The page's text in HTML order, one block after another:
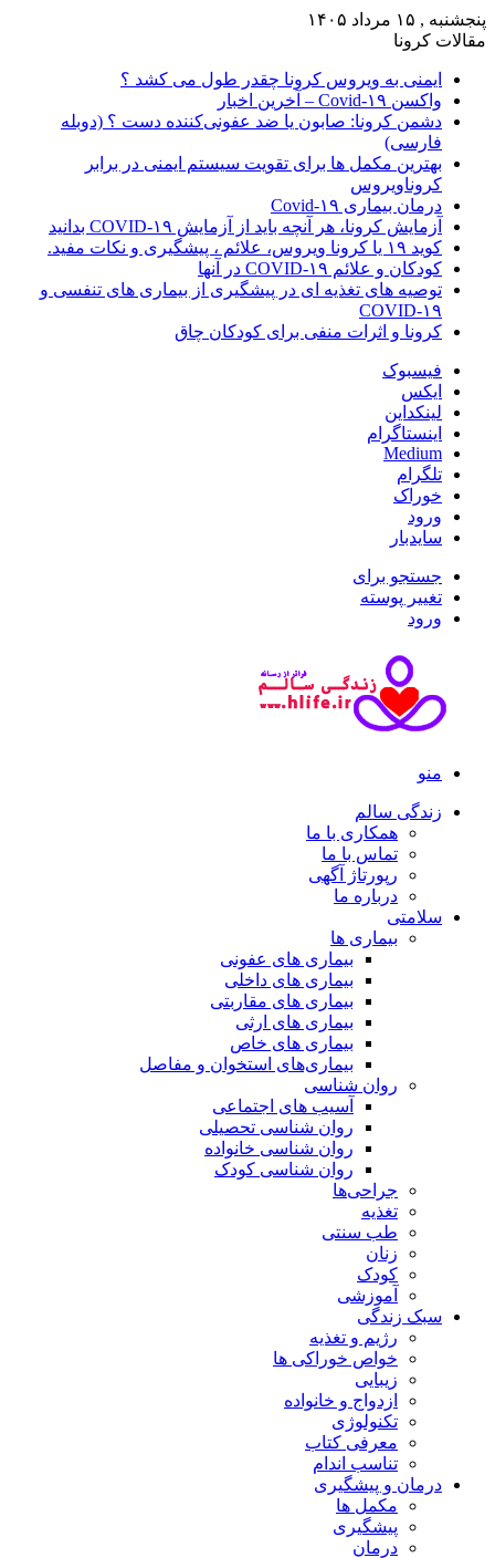
پنجشنبه , ۱۵ مرداد ۱۴۰۵
مقالات کرونا
ایمنی به ویروس کرونا چقدر طول می کشد ؟
واکسن Covid-۱۹ – آخرین اخبار
دشمن کرونا: صابون یا ضد عفونی‌کننده دست ؟ (دوبله
فارسی)
بهترین مکمل ها برای تقویت سیستم ایمنی در برابر
کروناویروس
درمان بیماری Covid-۱۹
آزمایش کرونا، هر آنچه باید از آزمایش COVID-۱۹ بدانید
کوید ۱۹ یا کرونا ویروس، علائم ، پیشگیری و نکات مفید.
کودکان و علائم COVID-۱۹ در آنها
توصیه های تغذیه ای در پیشگیری از بیماری های تنفسی و
COVID-۱۹
کرونا و اثرات منفی برای کودکان چاق
فیسبوک
ایکس
لینکداین
اینستاگرام
Medium
تلگرام
خوراک
ورود
سایدبار
جستجو برای
تغییر پوسته
ورود
منو
زندگی سالم
همکاری با ما
تماس با ما
رپورتاژ آگهی
درباره ما
سلامتی
بیماری ها
بیماری های عفونی
بیماری های داخلی
بیماری های مقاربتی
بیماری های ارثی
بیماری های خاص
بیماری‌های استخوان و مفاصل
روان شناسی
آسیب های اجتماعی
روان شناسی تحصیلی
روان شناسی خانواده
روان شناسی کودک
جراحی‌ها
تغذیه
طب سنتی
زنان
کودک
آموزشی
سبک زندگی
رژیم و تغذیه
خواص خوراکی ها
زیبایی
ازدواج و خانواده
تکنولوژی
معرفی کتاب
تناسب اندام
درمان و پیشگیری
مکمل ها
پیشگیری
درمان